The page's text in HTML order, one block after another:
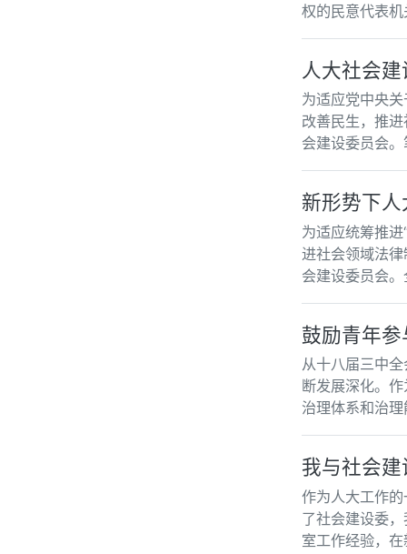
权的民意代表
人大社会
为适应党中央
改善民生，推
会建设委员会
新形势下
为适应统筹推
进社会领域法
会建设委员会
鼓励青年
从十八届三中
断发展深化。
治理体系和治
我与社会
作为人大工作
了社会建设委
室工作经验，